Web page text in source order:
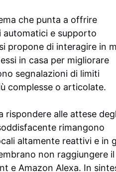
che punta a offrire
automatici e supporto
propone di interagire in
in casa per migliorare
segnalazioni di limiti
complesse o articolate.
rispondere alle attese
rimangono
altamente reattivi e in
non raggiungere il
e Amazon Alexa. In